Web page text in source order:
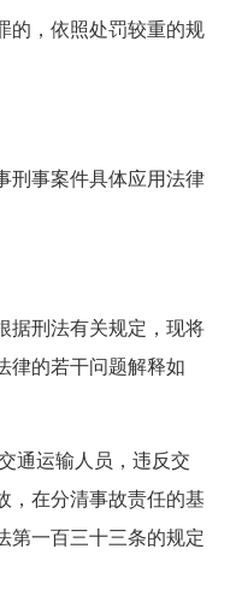
的，依照处罚较重的规
刑事案件具体应用法律
据刑法有关规定，现将
律的若干问题解释如
通运输人员，违反交
，在分清事故责任的基
第一百三十三条的规定